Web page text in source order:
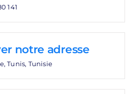
141
notre adresse
Tunis, Tunisie